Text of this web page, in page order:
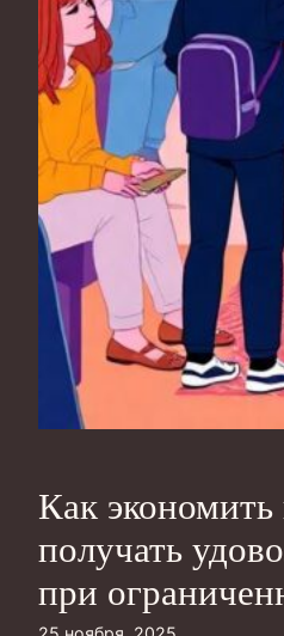
Как экономить
получать
при